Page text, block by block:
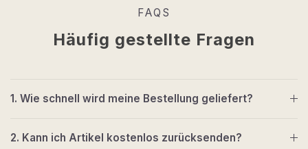
FAQS
Häufig gestellte Fragen
1. Wie schnell wird meine Bestellung geliefert?
2. Kann ich Artikel kostenlos zurücksenden?